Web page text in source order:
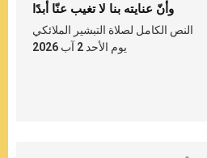
وأنّ عنايته بنا لا تغيب عنّا أبدًا
النص الكامل لصلاة التبشير الملائكي
يوم الأحد 2 آب 2026